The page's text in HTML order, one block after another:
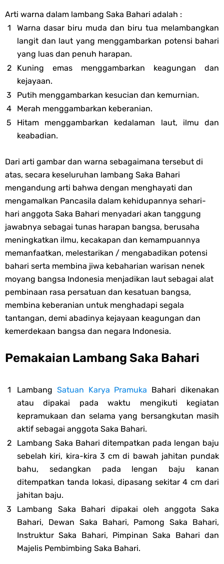
Arti warna dalam lambang Saka Bahari adalah :
Warna dasar biru muda dan biru tua melambangkan
langit dan laut yang menggambarkan potensi bahari
yang luas dan penuh harapan.
Kuning emas menggambarkan keagungan dan
kejayaan.
Putih menggambarkan kesucian dan kemurnian.
Merah menggambarkan keberanian.
Hitam menggambarkan kedalaman laut, ilmu dan
keabadian.
Dari arti gambar dan warna sebagaimana tersebut di
atas, secara keseluruhan lambang Saka Bahari
mengandung arti bahwa dengan menghayati dan
mengamalkan Pancasila dalam kehidupannya sehari-
hari anggota Saka Bahari menyadari akan tanggung
jawabnya sebagai tunas harapan bangsa, berusaha
meningkatkan ilmu, kecakapan dan kemampuannya
memanfaatkan, melestarikan / mengabadikan potensi
bahari serta membina jiwa kebaharian warisan nenek
moyang bangsa Indonesia menjadikan laut sebagai alat
pembinaan rasa persatuan dan kesatuan bangsa,
membina keberanian untuk menghadapi segala
tantangan, demi abadinya kejayaan keagungan dan
kemerdekaan bangsa dan negara Indonesia.
Pemakaian Lambang Saka Bahari
Lambang Satuan Karya Pramuka Bahari dikenakan
atau dipakai pada waktu mengikuti kegiatan
kepramukaan dan selama yang bersangkutan masih
aktif sebagai anggota Saka Bahari.
Lambang Saka Bahari ditempatkan pada lengan baju
sebelah kiri, kira-kira 3 cm di bawah jahitan pundak
bahu, sedangkan pada lengan baju kanan
ditempatkan tanda lokasi, dipasang sekitar 4 cm dari
jahitan baju.
Lambang Saka Bahari dipakai oleh anggota Saka
Bahari, Dewan Saka Bahari, Pamong Saka Bahari,
Instruktur Saka Bahari, Pimpinan Saka Bahari dan
Majelis Pembimbing Saka Bahari.